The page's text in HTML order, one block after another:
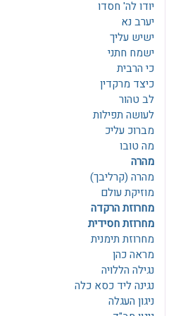
יודו לה' חסדו
יערב נא
ישיש עליך
ישמח חתני
כי הרבית
כיצד מרקדין
לב טהור
לעושה תפילות
מברוכ עליכ
מה טובו
מהרה
מהרה (קרליבך)
מוזיקת עולם
מחרוזת הרקדה
מחרוזת חסידית
מחרוזת תימנית
מראה כהן
נגילה הללויה
נגינה ליד כסא כלה
ניגון העגלה